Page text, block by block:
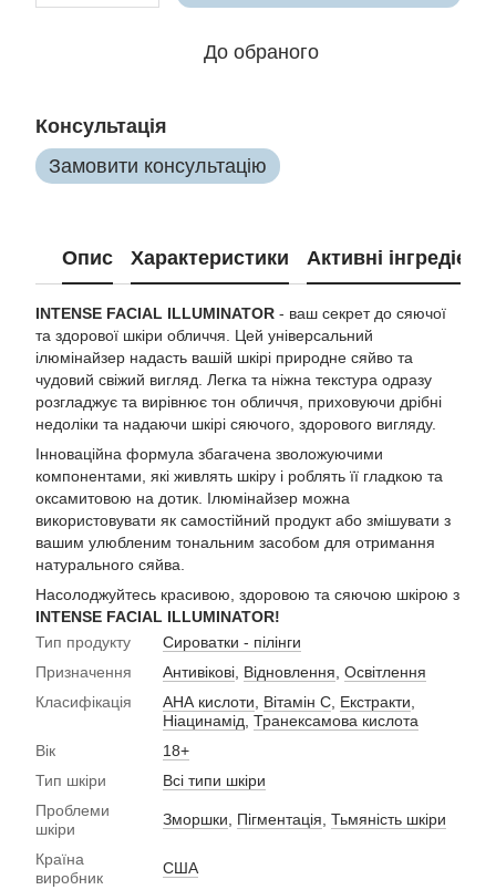
До обраного
Консультація
Замовити консультацію
Опис Характеристики Активні
INTENSE FACIAL ILLUMINATOR - ваш секрет до сяючої
та здорової шкіри обличчя. Цей універсальний
ілюмінайзер надасть вашій шкірі природне сяйво та
чудовий свіжий вигляд. Легка та ніжна текстура одразу
розгладжує та вирівнює тон обличчя, приховуючи дрібні
недоліки та надаючи шкірі сяючого, здорового вигляду.
Інноваційна формула збагачена зволожуючими
компонентами, які живлять шкіру і роблять її гладкою та
оксамитовою на дотик. Ілюмінайзер можна
використовувати як самостійний продукт або змішувати з
вашим улюбленим тональним засобом для отримання
натурального сяйва.
Насолоджуйтесь красивою, здоровою та сяючою шкірою з
INTENSE FACIAL ILLUMINATOR!
Тип продукту
Сироватки - пілінги
Призначення
Антивікові Відновлення Освітлення
Класифікація
АНА кислоти Вітамін С Екстракти
Ніацинамід Транексамова кислота
Вік
18+
Тип шкіри
Всі типи шкіри
Проблеми
шкіри
Зморшки Пігментація Тьмяність шкіри
Країна
виробник
США